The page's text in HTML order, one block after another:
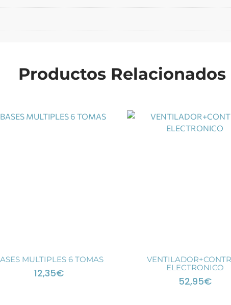
Productos Relacionados
MULTIPLES 6 TOMAS
12,35€
ELECTRONICO
52,95€